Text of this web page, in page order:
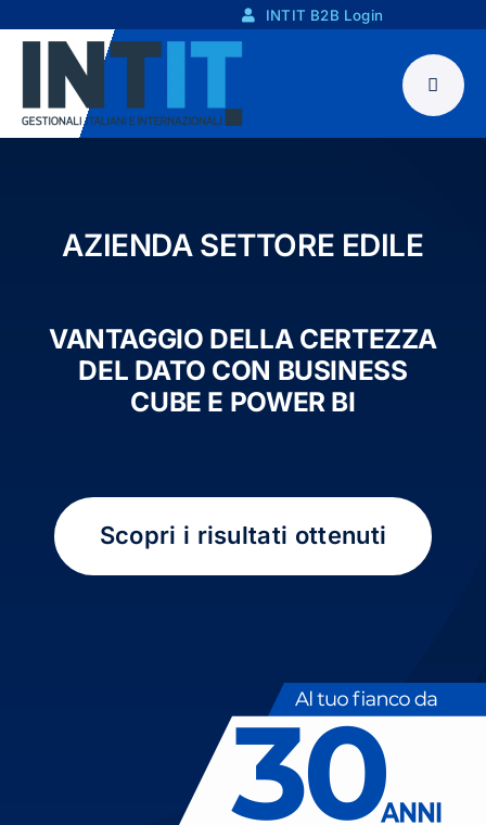
INTIT B2B Login
AZIENDA SETTORE EDILE
VANTAGGIO DELLA CERTEZZA
DEL DATO CON BUSINESS
CUBE E POWER BI
Scopri i risultati ottenuti